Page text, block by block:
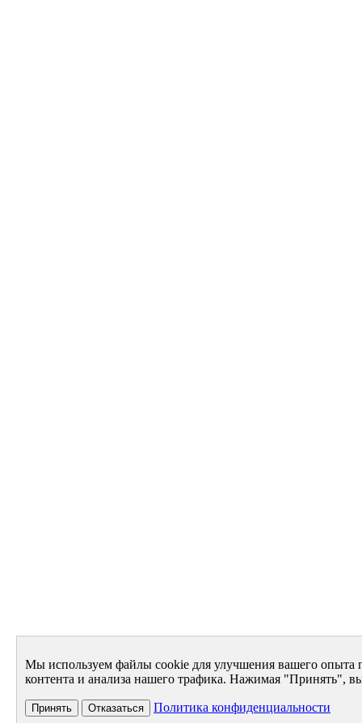
Мы используем файлы cookie для улучшения вашего опыта
контента и анализа нашего трафика. Нажимая "Принять",
Принять Отказаться Политика конфиденциальности